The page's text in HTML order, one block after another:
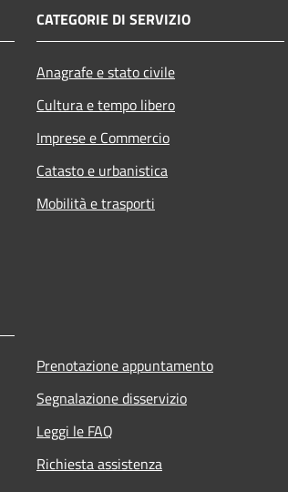
CATEGORIE DI SERVIZIO
Anagrafe e stato civile
Cultura e tempo libero
Imprese e Commercio
Catasto e urbanistica
Mobilità e trasporti
Prenotazione appuntamento
Segnalazione disservizio
Leggi le FAQ
Richiesta assistenza